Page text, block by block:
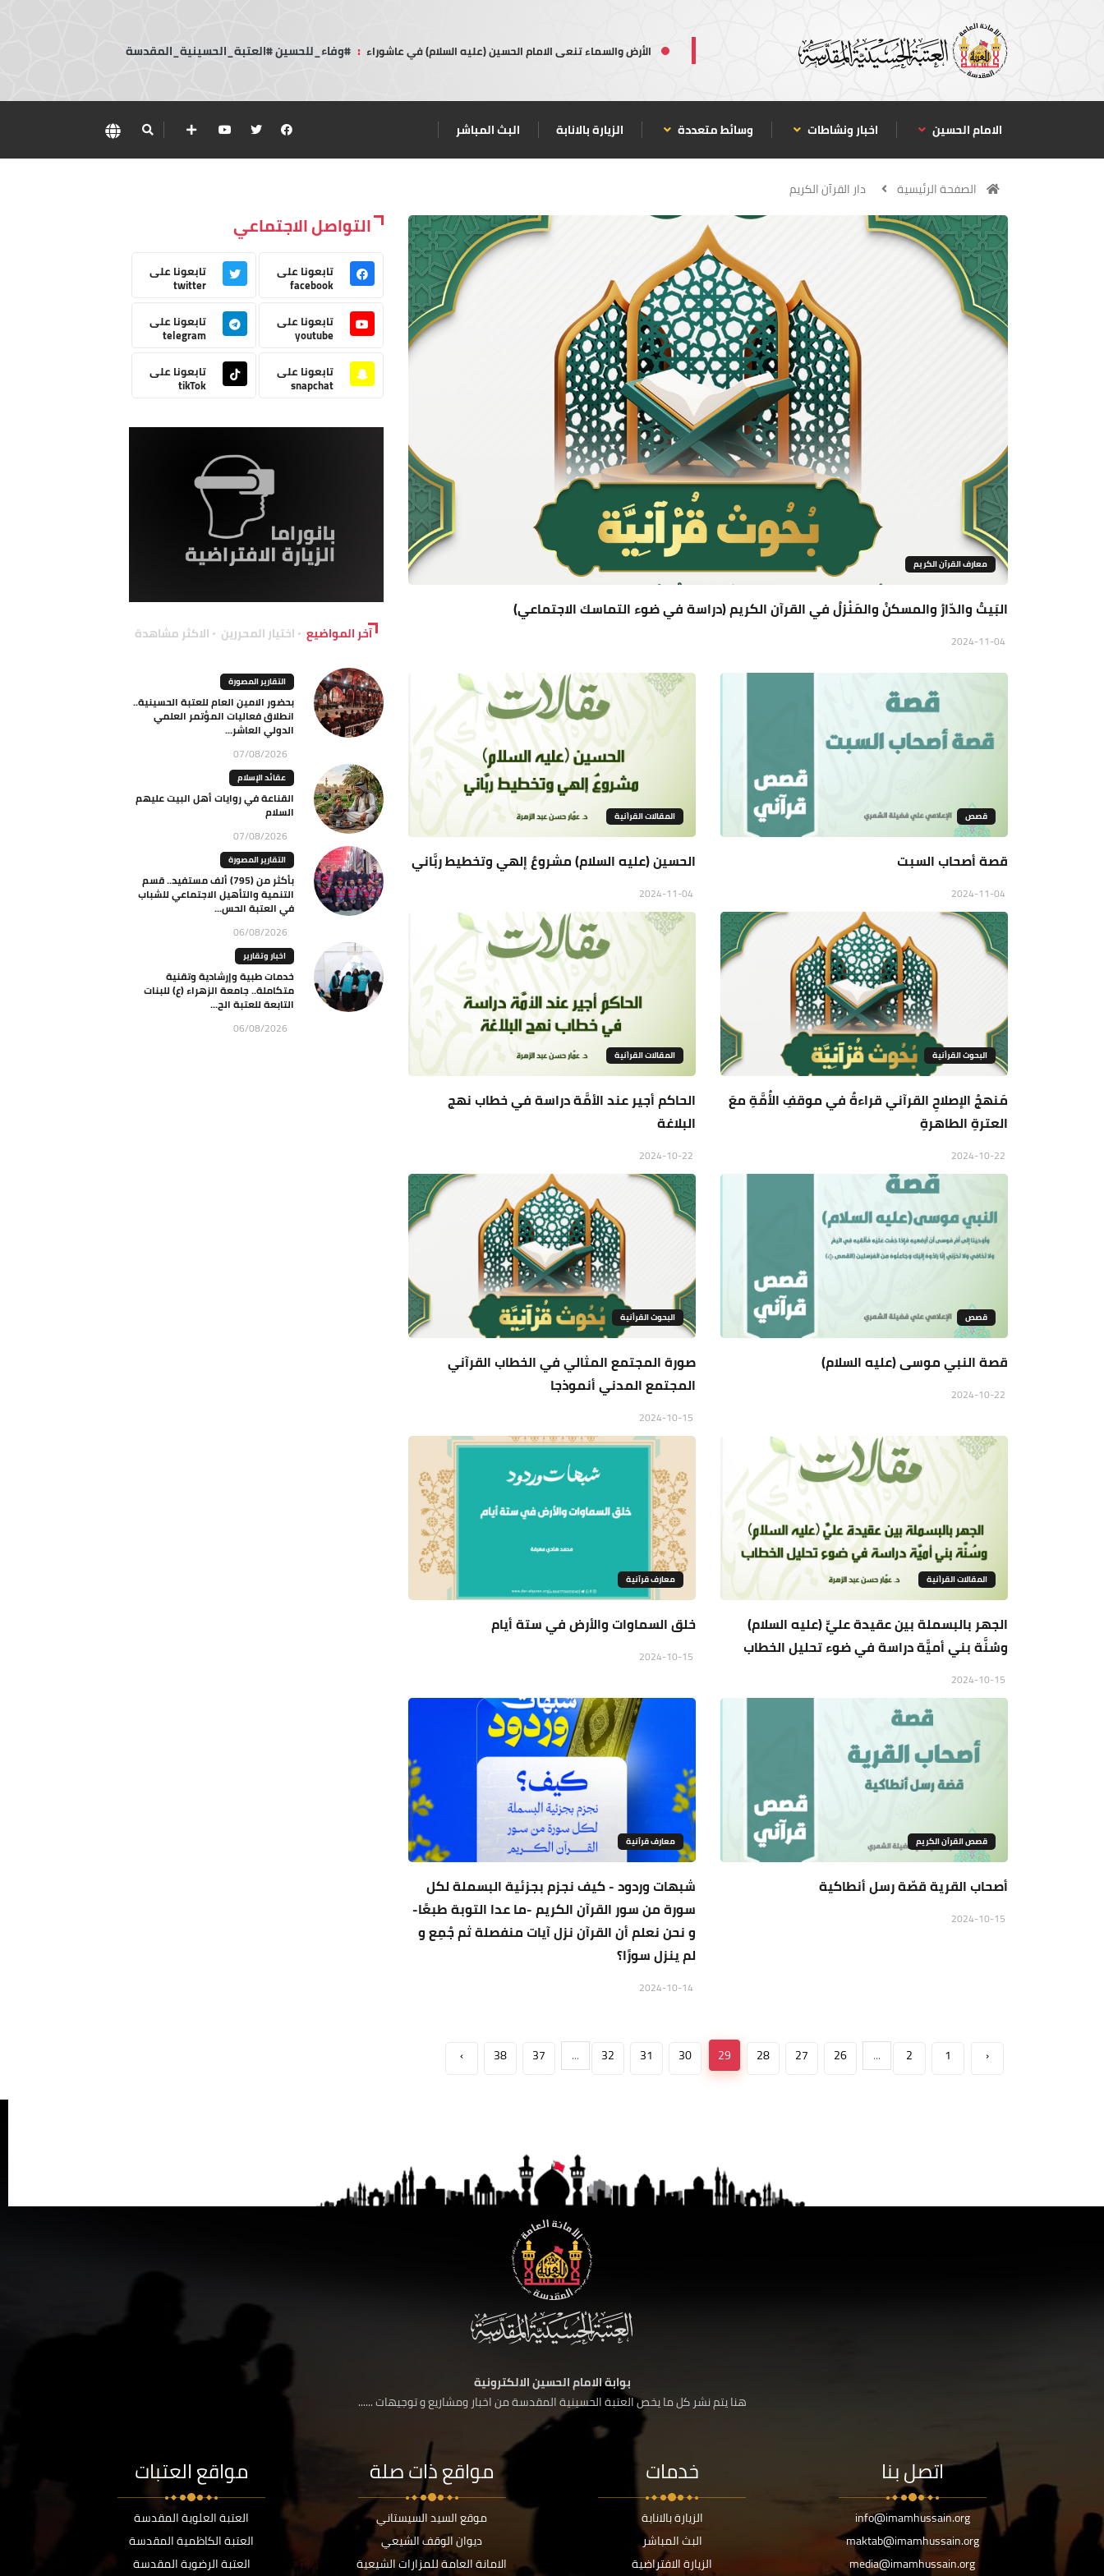
الأرض والسماء تنعى الامام الحسين (عليه السلام) في عاشوراء : #وفاء_للحسين #العتبة_الحسينية_المقدسة
الامام الحسين اخبار ونشاطات وسائط متعددة الزيارة بالانابة البث المباشر
الصفحة الرئيسية دار القرآن الكريم
معارف القرآن الكريم
البَيتُ والدّارُ والمسكنُ والمَنْزلُ في القرآن الكريم (دراسة في ضوء التماسك الاجتماعي)
قصص
قصة أصحاب السبت
المقالات القراَنية
الحسين (عليه السلام) مشروعٌ إلهي وتخطيط ربَّاني
البحوث القرأنية
مَنهجُ الإصلاحِ القرآني قراءةٌ في موقفِ الأُمَّةِ معَ
العترةِ الطاهرةِ
المقالات القراَنية
الحاكم أجير عند الأمَّة دراسة في خطاب نهج
البلاغة
قصص
قصة النبي موسى (عليه السلام)
البحوث القرأنية
صورة المجتمع المثالي في الخطاب القرآني
المجتمع المدني أنموذجا
المقالات القراَنية
الجهر بالبسملة بين عقيدة عليٍّ (عليه السلام)
وسُنَّة بني أميَّة دراسة في ضوء تحليل الخطاب
معارف قرآنية
خلق السماوات والأرض في ستة أيام
قصص القرآن الكريم
أصحاب القرية قصّة رسل أنطاكية
معارف قرآنية
شبهات وردود - كيف نجزم بجزئية البسملة لكل
سورة من سور القرآن الكريم -ما عدا التوبة طبعًا-
و نحن نعلم أن القرآن نزل آيات منفصلة ثم جُمِع و
لم ينزل سورًا؟
‹
1
2
...
26
27
28
29
30
31
32
...
37
38
›
التواصل الاجتماعي
تابعونا على
facebook
تابعونا على
twitter
تابعونا على
youtube
تابعونا على
telegram
تابعونا على
snapchat
تابعونا على
tikTok
آخر المواضيع اختيار المحررين الاكثر مشاهدة
التقارير المصورة
بحضور الامين العام للعتبة الحسينية..
انطلاق فعاليات المؤتمر العلمي
الدولي العاشر...
07/08/2026
عقائد الإسلام
القناعة في روايات أهل البيت عليهم
السلام
07/08/2026
التقارير المصورة
بأكثر من (795) ألف مستفيد.. قسم
التنمية والتأهيل الاجتماعي للشباب
في العتبة الحس...
06/08/2026
اخبار وتقارير
خدمات طبية وإرشادية وتقنية
متكاملة.. جامعة الزهراء (ع) للبنات
التابعة للعتبة الح...
06/08/2026
بوابة الامام الحسين الالكترونية
هنا يتم نشر كل ما يخص العتبة الحسينية المقدسة من اخبار ومشاريع و توجيهات ......
اتصل بنا
info@imamhussain.org
maktab@imamhussain.org
media@imamhussain.org
خدمات
الزيارة بالانابة
البث المباشر
الزيارة الافتراضية
مواقع ذات صلة
موقع السيد السيستاني
ديوان الوقف الشيعي
الامانة العامة للمزارات الشيعية
مواقع العتبات
العتبة العلوية المقدسة
العتبة الكاظمية المقدسة
العتبة الرضوية المقدسة